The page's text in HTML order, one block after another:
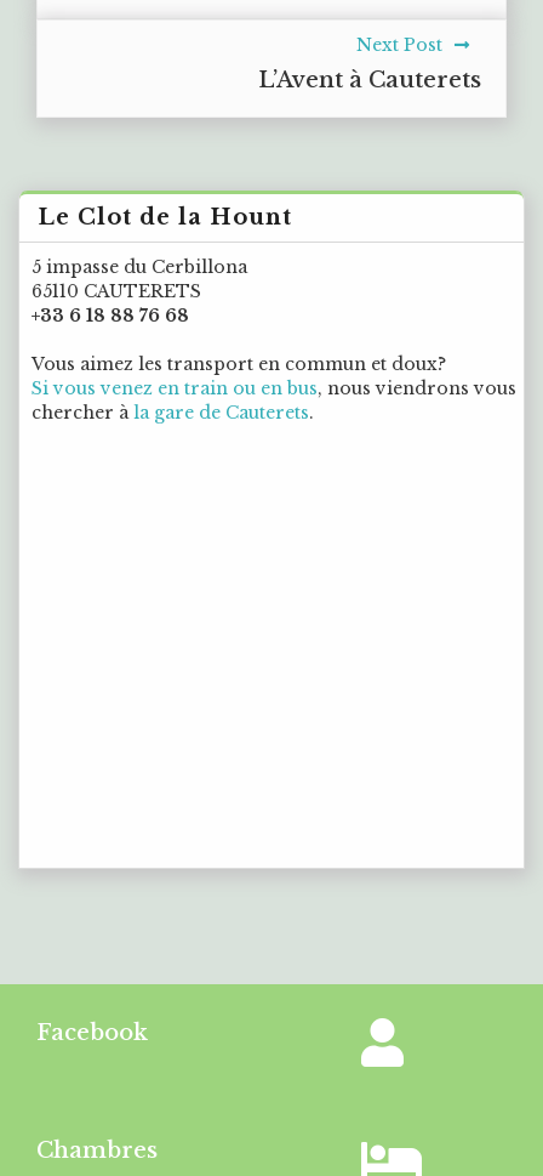
Next Post
L’Avent à Cauterets
Le Clot de la Hount
5 impasse du Cerbillona
65110 CAUTERETS
+33 6 18 88 76 68
Vous aimez les transport en commun et doux?
Si vous venez en train ou en bus, nous viendrons vous
chercher àla gare de Cauterets.
Facebook
Chambres